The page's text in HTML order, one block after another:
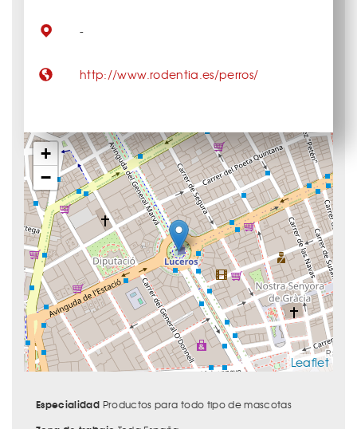
+
−
Leaflet
-
http://www.rodentia.es/perros/
Especialidad Productos para todo tipo de mascotas